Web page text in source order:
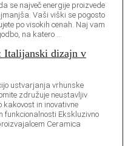
se največ energije proizvede
Vaši viški se pogosto
po visokih cenah. Naj vam
na katero …
dizajn v
ustvarjanja vrhunske
združuje neustavljiv
in inovativne
funkcionalnosti Ekskluzivno
Ceramica